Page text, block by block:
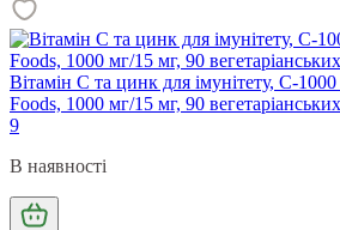
Вітамін С та цинк для імунітету, C-
Foods, 1000 мг/15 мг, 90
9
В наявності